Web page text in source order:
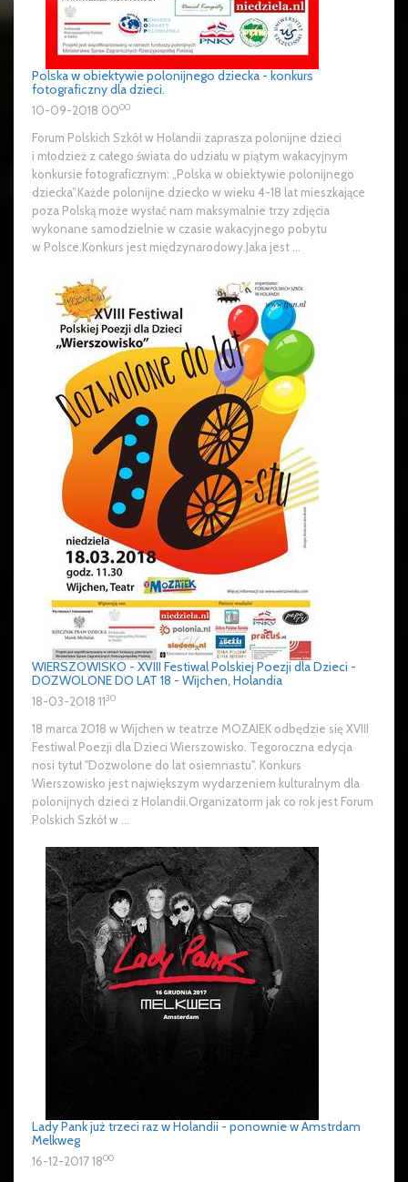
Polska w obiektywie polonijnego dziecka - konkurs
fotograficzny dla dzieci.
10-09-2018 0000
Forum Polskich Szkół w Holandii zaprasza polonijne dzieci
i młodzież z całego świata do udziału w piątym wakacyjnym
konkursie fotograficznym: „Polska w obiektywie polonijnego
dziecka”.Każde polonijne dziecko w wieku 4-18 lat mieszkające
poza Polską może wysłać nam maksymalnie trzy zdjęcia
wykonane samodzielnie w czasie wakacyjnego pobytu
w Polsce.Konkurs jest międzynarodowy.Jaka jest ...
WIERSZOWISKO - XVIII Festiwal Polskiej Poezji dla Dzieci -
DOZWOLONE DO LAT 18 - Wijchen, Holandia
18-03-2018 1130
18 marca 2018 w Wijchen w teatrze MOZAIEK odbędzie się XVIII
Festiwal Poezji dla Dzieci Wierszowisko. Tegoroczna edycja
nosi tytuł "Dozwolone do lat osiemnastu". Konkurs
Wierszowisko jest największym wydarzeniem kulturalnym dla
polonijnych dzieci z Holandii.Organizatorm jak co rok jest Forum
Polskich Szkół w ...
Lady Pank już trzeci raz w Holandii - ponownie w Amstrdam
Melkweg
16-12-2017 1800